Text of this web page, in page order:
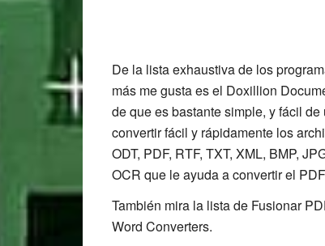
De la lista exhaustiva de los
más me gusta es el Doxillion
de que es bastante simple, y fácil
convertir fácil y rápidamente los
ODT, PDF, RTF, TXT, XML, BMP,
OCR que le ayuda a convertir el
También mira la lista de Fusionar
Word Converters.
Reader
Interactions